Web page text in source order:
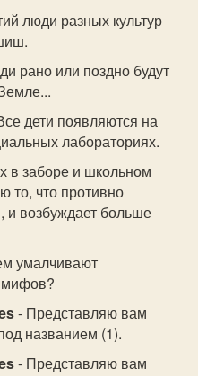
люди разных культур
рано или поздно будут
дети появляются на
лабораториях.
в заборе и школьном
то, что противно
и возбуждает больше
умалчивают
мифов?
- Представляю вам
названием (1).
- Представляю вам